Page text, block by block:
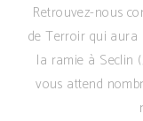
Retrouvez-nous
de Terroir qui aura
la ramie à Seclin
vous attend